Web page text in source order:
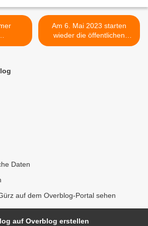
zum
Am 6. Mai 2023 starten
wieder die öffentlichen
Hofgartenführungen der
Daten
auf dem Overblog-Portal sehen
auf Overblog erstellen